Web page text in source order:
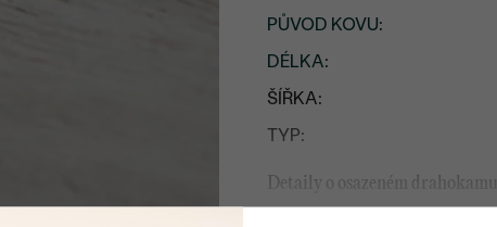
PŮVOD KOVU:
DÉLKA:
ŠÍŘKA:
TYP:
Detaily o osazeném drahokamu